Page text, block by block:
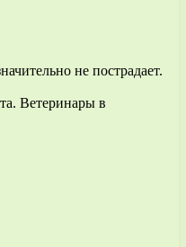
не пострадает.
Ветеринары в